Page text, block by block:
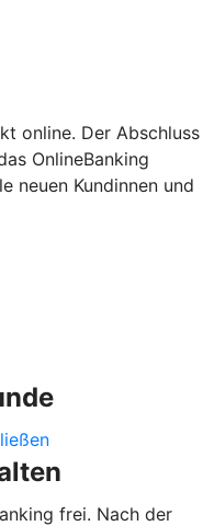
online. Der Abschluss
OnlineBanking
neuen Kundinnen und
frei. Nach der